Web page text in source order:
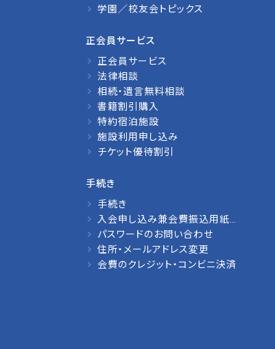
学園／校友会トピックス
正会員サービス
正会員サービス
法律相談
相続・遺言無料相談
書籍割引購入
特約宿泊施設
施設利用申し込み
チケット優待割引
手続き
手続き
入会申し込み兼会費振込用紙請求
パスワードのお問い合わせ
住所・メールアドレス変更
会費のクレジット・コンビニ決済